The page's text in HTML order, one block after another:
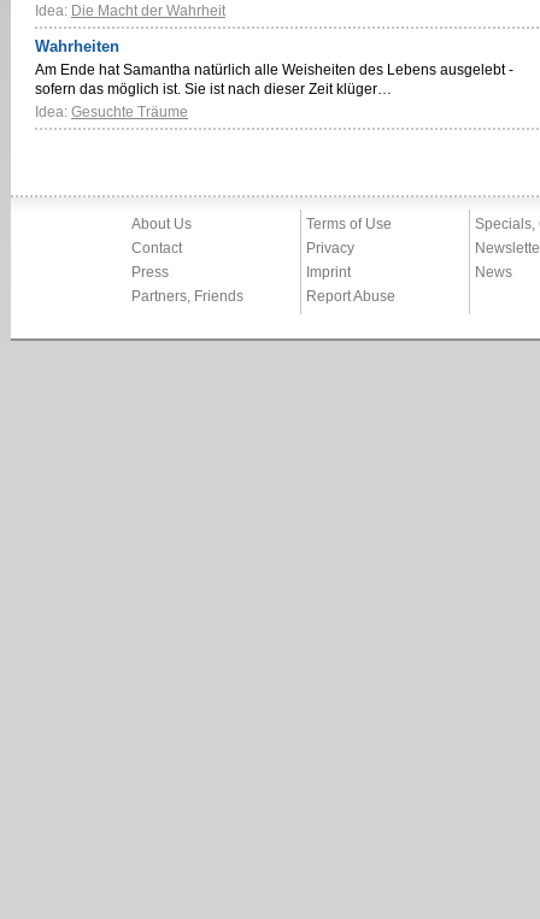
Idea: Die Macht der Wahrheit
Wahrheiten
Am Ende hat Samantha natürlich alle Weisheiten des Lebens ausgelebt -
sofern das möglich ist. Sie ist nach dieser Zeit klüger…
Idea: Gesuchte Träume
About Us
Contact
Press
Partners, Friends
Terms of Use
Privacy
Imprint
Report Abuse
Specials,
News